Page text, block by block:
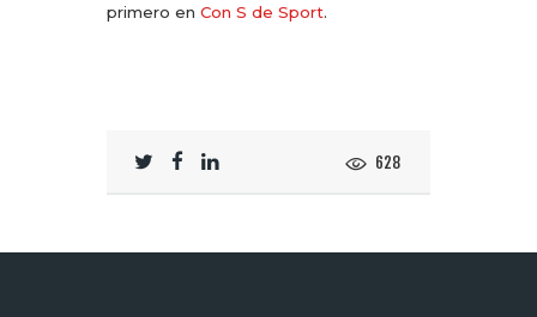
primero en Con S de Sport.
628